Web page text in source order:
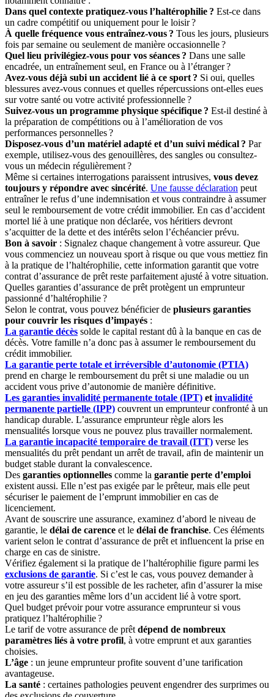
Dans quel contexte pratiquez-vous l’haltérophilie ? Est-ce dans
un cadre compétitif ou uniquement pour le loisir ?
À quelle fréquence vous entraînez-vous ? Tous les jours, plusieurs
fois par semaine ou seulement de manière occasionnelle ?
Quel lieu privilégiez-vous pour vos séances ? Dans une salle
encadrée, un entraînement seul, en France ou à l’étranger ?
Avez-vous déjà subi un accident lié à ce sport ? Si oui, quelles
blessures avez-vous connues et quelles répercussions ont-elles eues
sur votre santé ou votre activité professionnelle ?
Suivez-vous un programme physique spécifique ? Est-il destiné à
la préparation de compétitions ou à l’amélioration de vos
performances personnelles ?
Disposez-vous d’un matériel adapté et d’un suivi médical ? Par
exemple, utilisez-vous des genouillères, des sangles ou consultez-
vous un médecin régulièrement ?
Même si certaines interrogations paraissent intrusives, vous devez
toujours y répondre avec sincérité. Une fausse déclaration peut
entraîner le refus d’une indemnisation et vous contraindre à assumer
seul le remboursement de votre crédit immobilier. En cas d’accident
mortel lié à une pratique non déclarée, vos héritiers devront
s’acquitter de la dette et des intérêts selon l’échéancier prévu.
Bon à savoir : Signalez chaque changement à votre assureur. Que
vous commenciez un nouveau sport à risque ou que vous mettiez fin
à la pratique de l’haltérophilie, cette information garantit que votre
contrat d’assurance de prêt reste parfaitement ajusté à votre situation.
Quelles garanties d’assurance de prêt protègent un emprunteur
passionné d’haltérophilie ?
Selon le contrat, vous pouvez bénéficier de plusieurs garanties
pour couvrir les risques d’impayés :
La garantie décès solde le capital restant dû à la banque en cas de
décès. Votre famille n’a donc pas à assumer le remboursement du
crédit immobilier.
La garantie perte totale et irréversible d’autonomie (PTIA)
prend en charge le remboursement du prêt si une maladie ou un
accident vous prive d’autonomie de manière définitive.
Les garanties invalidité permanente totale (IPT) et invalidité
permanente partielle (IPP) couvrent un emprunteur confronté à un
handicap durable. L’assurance emprunteur règle alors les
mensualités lorsque vous ne pouvez plus travailler normalement.
La garantie incapacité temporaire de travail (ITT) verse les
mensualités du prêt pendant un arrêt de travail, afin de maintenir un
budget stable durant la convalescence.
Des garanties optionnelles comme la garantie perte d’emploi
existent aussi. Elle n’est pas exigée par le prêteur, mais elle peut
sécuriser le paiement de l’emprunt immobilier en cas de
licenciement.
Avant de souscrire une assurance, examinez d’abord le niveau de
garantie, le délai de carence et le délai de franchise. Ces éléments
varient selon le contrat d’assurance de prêt et influencent la prise en
charge en cas de sinistre.
Vérifiez également si la pratique de l’haltérophilie figure parmi les
exclusions de garantie. Si c’est le cas, vous pouvez demander à
votre assureur s’il est possible de les racheter, afin d’assurer la mise
en jeu des garanties même lors d’un accident lié à votre sport.
Quel budget prévoir pour votre assurance emprunteur si vous
pratiquez l’haltérophilie ?
Le tarif de votre assurance de prêt dépend de nombreux
paramètres liés à votre profil, à votre emprunt et aux garanties
choisies.
L’âge : un jeune emprunteur profite souvent d’une tarification
avantageuse.
La santé : certaines pathologies peuvent engendrer des surprimes ou